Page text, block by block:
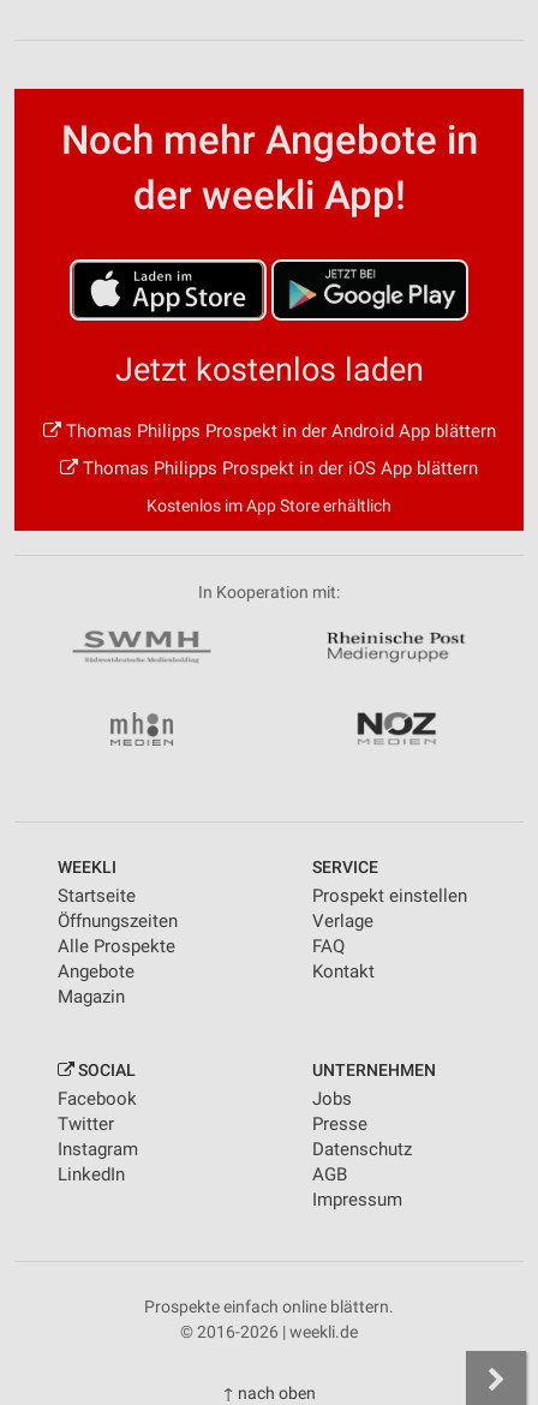
Noch mehr Angebote in
der weekli App!
Jetzt kostenlos laden
Thomas Philipps Prospekt in der Android App blättern
Thomas Philipps Prospekt in der iOS App blättern
Kostenlos im App Store erhältlich
In Kooperation mit:
WEEKLI
Startseite
Öffnungszeiten
Alle Prospekte
Angebote
Magazin
SERVICE
Prospekt einstellen
Verlage
FAQ
Kontakt
SOCIAL
Facebook
Twitter
Instagram
LinkedIn
UNTERNEHMEN
Jobs
Presse
Datenschutz
AGB
Impressum
Prospekte einfach online blättern.
© 2016-2026 | weekli.de
↑ nach oben